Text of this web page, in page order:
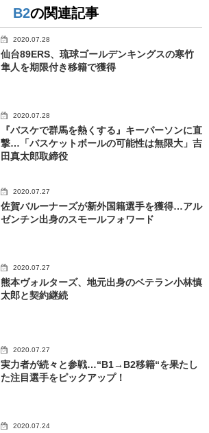
B2の関連記事
2020.07.28
仙台89ERS、琉球ゴールデンキングスの寒竹
隼人を期限付き移籍で獲得
2020.07.28
『バスケで群馬を熱くする』キーパーソンに直
撃…「バスケットボールの可能性は無限大」吉
田真太郎取締役
2020.07.27
佐賀バルーナーズが新外国籍選手を獲得…アル
ゼンチン出身のスモールフォワード
2020.07.27
熊本ヴォルターズ、地元出身のベテラン小林慎
太郎と契約継続
2020.07.27
実力者が続々と参戦…“B1→B2移籍“を果たし
た注目選手をピックアップ！
2020.07.24